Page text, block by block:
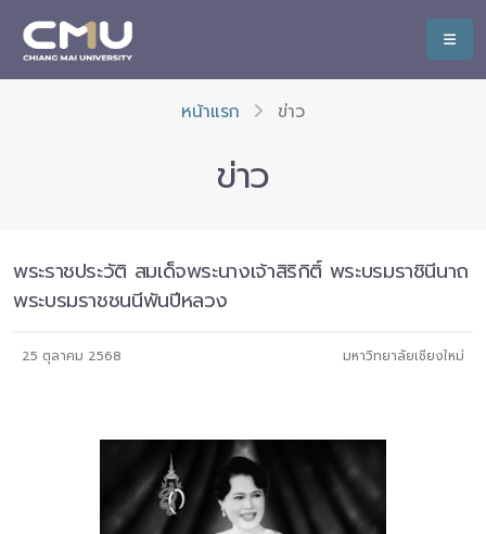
หน้าแรก ข่าว
ข่าว
พระราชประวัติ สมเด็จพระนางเจ้าสิริกิติ์ พระบรมราชินีนาถ
พระบรมราชชนนีพันปีหลวง
25 ตุลาคม 2568 มหาวิทยาลัยเชียงใหม่